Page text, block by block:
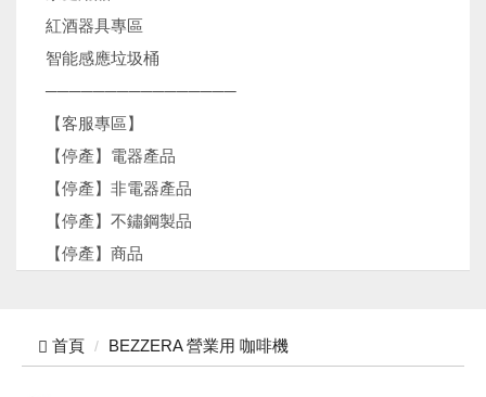
紅酒器具專區
智能感應垃圾桶
────────────────
【客服專區】
【停產】電器產品
【停產】非電器產品
【停產】不鏽鋼製品
【停產】商品
首頁 BEZZERA 營業用 咖啡機